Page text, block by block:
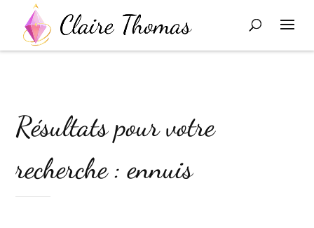
Résultats pour votre
recherche : ennuis